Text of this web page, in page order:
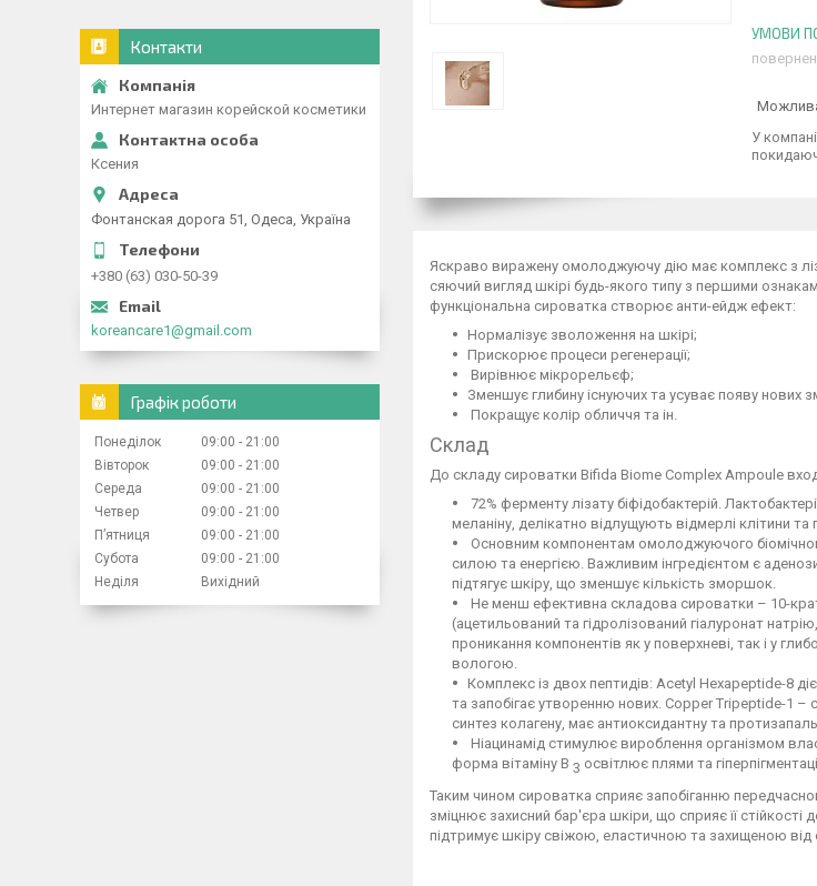
У
Яскраво виражену омолоджуючу дію має комплекс з
сяючий вигляд шкірі будь-якого типу з першими
функціональна сироватка створює анти-ейдж ефект:
Нормалізує зволоження на шкірі;
Прискорює процеси регенерації;
Вирівнює мікрорельєф;
Зменшує глибину існуючих та усуває появу нових
Покращує колір обличчя та ін.
Склад
До складу сироватки Bifida Biome Complex Ampoule
72% ферменту лізату біфідобактерій.
меланіну, делікатно відлущують відмерлі клітини
Основним компонентам омолоджуючого
силою та енергією. Важливим інгредієнтом є
підтягує шкіру, що зменшує кількість зморшок.
Не менш ефективна складова сироватки – 10-
(ацетильований та гідролізований гіалуронат
проникання компонентів як у поверхневі, так і у
вологою.
Комплекс із двох пептидів: Acetyl Hexapeptide-8
та запобігає утворенню нових. Copper Tripeptide-1
синтез колагену, має антиоксидантну та
Ніацинамід стимулює вироблення організмом
форма вітаміну В 3 освітлює плями та
Таким чином сироватка сприяє запобіганню
зміцнює захисний бар'єра шкіри, що сприяє її
підтримує шкіру свіжою, еластичною та захищеною від
Контакти
Интернет магазин корейской косметики
Ксения
Фонтанская дорога 51, Одеса, Україна
+380 (63) 030-50-39
koreancare1@gmail.com
Графік роботи
Понеділок 09:00
21:00
Вівторок
09:00
21:00
Середа
09:00
21:00
Четвер
09:00
21:00
Пʼятниця
09:00
21:00
Субота
09:00
21:00
Неділя
Вихідний